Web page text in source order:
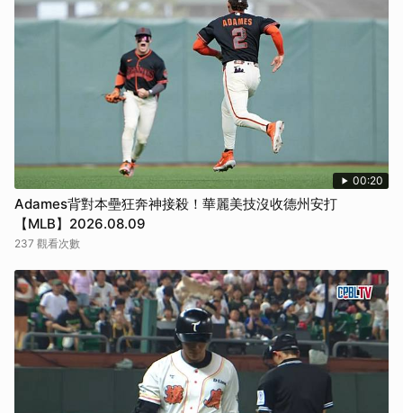
00:20
Adames背對本壘狂奔神接殺！華麗美技沒收德州安打
【MLB】2026.08.09
237 觀看次數